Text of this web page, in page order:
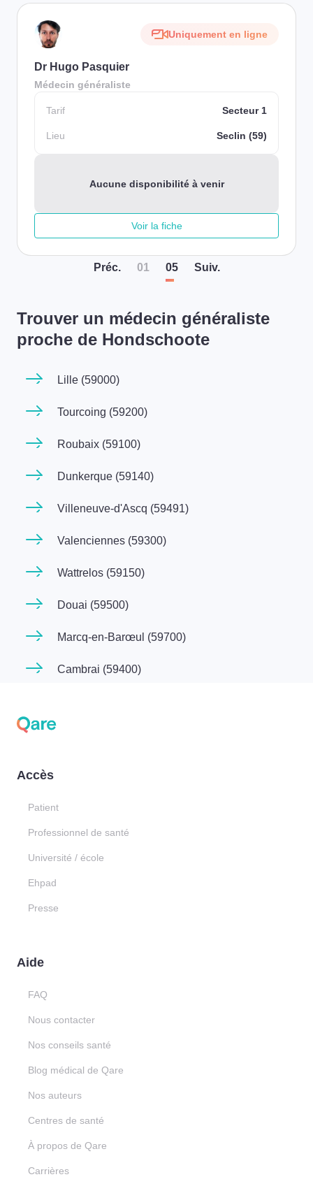
Uniquement en ligne
Dr Hugo Pasquier
Médecin généraliste
Tarif Secteur 1
Lieu Seclin (59)
Aucune disponibilité à venir
Voir la fiche
Préc. 01 05 Suiv.
Trouver un médecin généraliste
proche de Hondschoote
Lille (59000)
Tourcoing (59200)
Roubaix (59100)
Dunkerque (59140)
Villeneuve-d'Ascq (59491)
Valenciennes (59300)
Wattrelos (59150)
Douai (59500)
Marcq-en-Barœul (59700)
Cambrai (59400)
Accès
Patient
Professionnel de santé
Université / école
Ehpad
Presse
Aide
FAQ
Nous contacter
Nos conseils santé
Blog médical de Qare
Nos auteurs
Centres de santé
À propos de Qare
Carrières